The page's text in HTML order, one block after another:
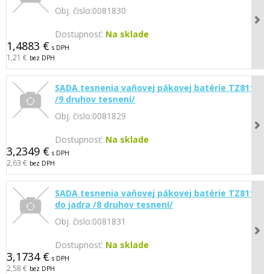
Obj. čislo:0081830
Dostupnosť: Na sklade
1,4883 € s DPH
1,21 € bez DPH
SADA tesnenia vaňovej pákovej batérie TZ8115
/9 druhov tesnení/
Obj. čislo:0081829
Dostupnosť: Na sklade
3,2349 € s DPH
2,63 € bez DPH
SADA tesnenia vaňovej pákovej batérie TZ8117
do jadra /8 druhov tesnení/
Obj. čislo:0081831
Dostupnosť: Na sklade
3,1734 € s DPH
2,58 € bez DPH